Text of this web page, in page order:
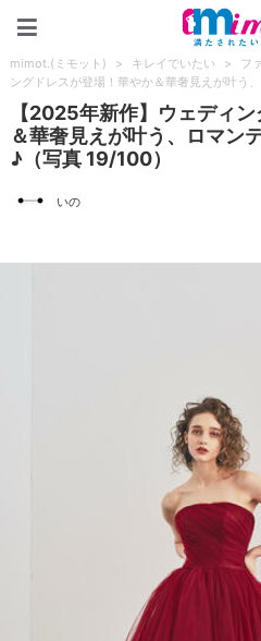
mimot.(ミモット) > キレイでいたい > フ
ングドレスが登場！華やか＆華奢見えが叶う
【2025年新作】ウェディ
＆華奢見えが叶う、ロマン
♪（写真 19/100）
いの